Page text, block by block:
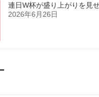
連日W杯が盛り上がりを見
2026年6月26日